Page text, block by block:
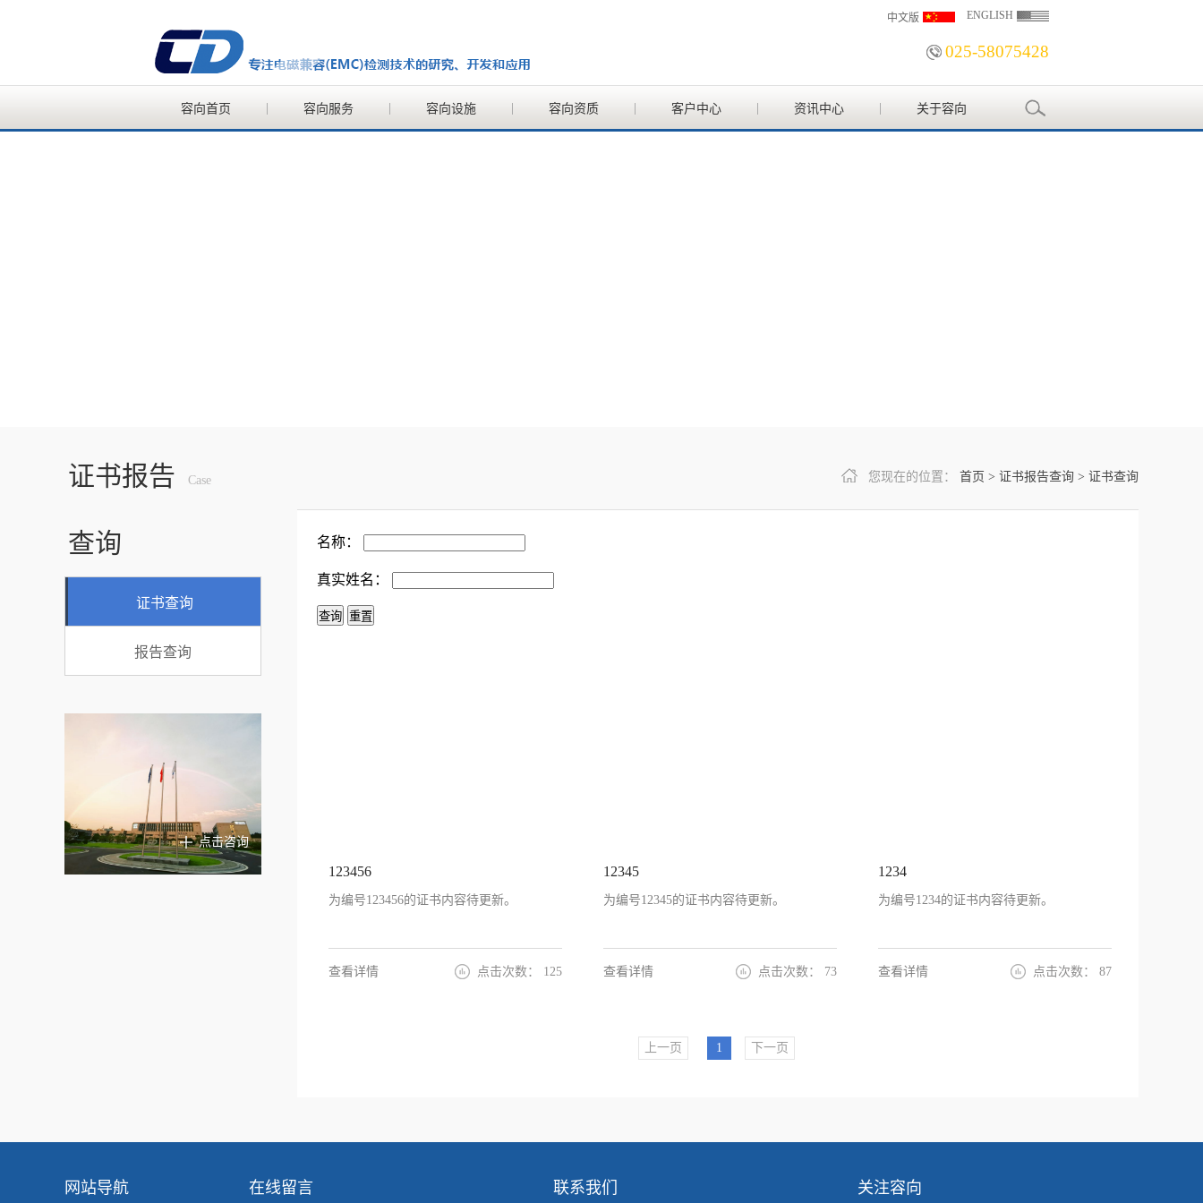
025-58075428
中文版 ENGLISH
容向首页 容向服务 容向设施 容向资质 客户中心 资讯中心 关于容向
证书报告
查询
Case
证书查询
报告查询
点击咨询
您现在的位置： 首页 > 证书报告查询 > 证书查询
名称：
真实姓名：
重置
123456
为编号123456的证书内容待更新。
点击次数： 125
查看详情
12345
为编号12345的证书内容待更新。
点击次数： 73
查看详情
1234
为编号1234的证书内容待更新。
点击次数： 87
查看详情
上一页 1 下一页
网站导航 在线留言 联系我们 关注容向